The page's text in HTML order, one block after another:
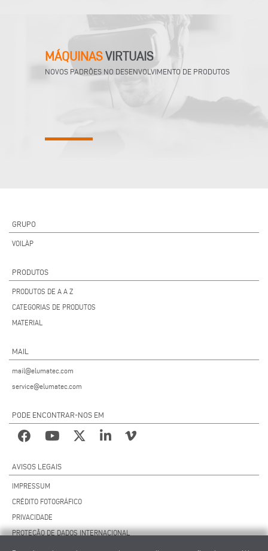
MÁQUINASVIRTUAIS
NOVOS PADRÕES NO DESENVOLVIMENTO DE PRODUTOS
GRUPO
VOILÀP
PRODUTOS
PRODUTOS DE A A Z
CATEGORIAS DE PRODUTOS
MATERIAL
MAIL
mail@elumatec.com
service@elumatec.com
PODE ENCONTRAR-NOS EM
AVISOS LEGAIS
IMPRESSUM
CRÉDITO FOTOGRÁFICO
PRIVACIDADE
PROTEÇÃO DE DADOS INTERNACIONAL